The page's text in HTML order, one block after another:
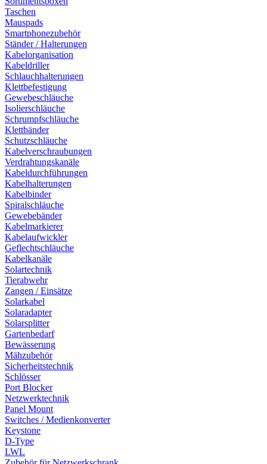
Taschen
Mauspads
Smartphonezubehör
Ständer / Halterungen
Kabelorganisation
Kabeldriller
Schlauchhalterungen
Klettbefestigung
Gewebeschläuche
Isolierschläuche
Schrumpfschläuche
Klettbänder
Schutzschläuche
Kabelverschraubungen
Verdrahtungskanäle
Kabeldurchführungen
Kabelhalterungen
Kabelbinder
Spiralschläuche
Gewebebänder
Kabelmarkierer
Kabelaufwickler
Geflechtschläuche
Kabelkanäle
Solartechnik
Tierabwehr
Zangen / Einsätze
Solarkabel
Solaradapter
Solarsplitter
Gartenbedarf
Bewässerung
Mähzubehör
Sicherheitstechnik
Schlösser
Port Blocker
Netzwerktechnik
Panel Mount
Switches / Medienkonverter
Keystone
D-Type
LWL